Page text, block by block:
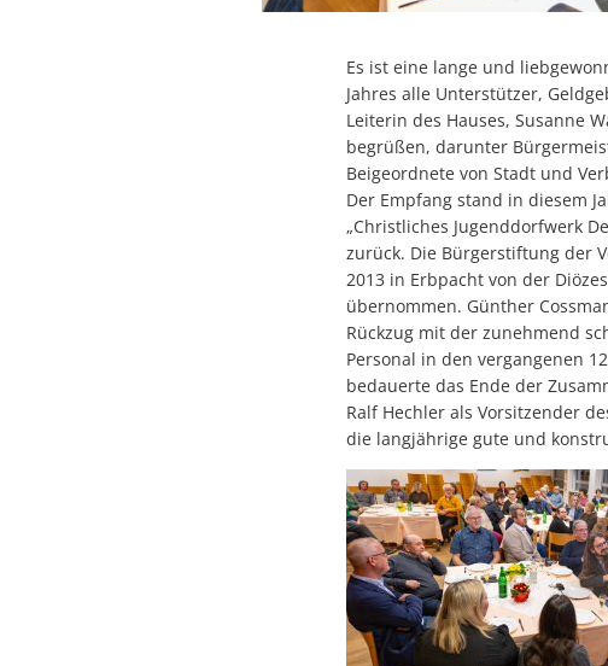
Es ist eine lange und
Jahres alle Unterstützer,
Leiterin des Hauses, Susanne
begrüßen, darunter
Beigeordnete von Stadt und
Der Empfang stand in diesem
„Christliches Jugenddorfwerk
zurück. Die Bürgerstiftung der
2013 in Erbpacht von der
übernommen. Günther
Rückzug mit der zunehmend
Personal in den vergangenen
bedauerte das Ende der
Ralf Hechler als Vorsitzender
die langjährige gute und